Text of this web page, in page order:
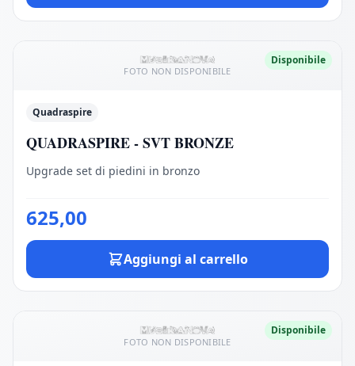
FOTO NON DISPONIBILE
Disponibile
Quadraspire
QUADRASPIRE - SVT BRONZE
Upgrade set di piedini in bronzo
625,00
Aggiungi al carrello
FOTO NON DISPONIBILE
Disponibile